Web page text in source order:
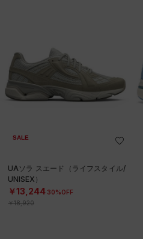
SALE
UAソラ スエード（ライフスタイル/
UNISEX）
￥13,244 30%OFF
￥18,920